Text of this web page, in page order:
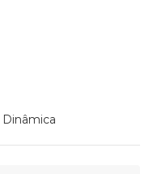
Dinâmica